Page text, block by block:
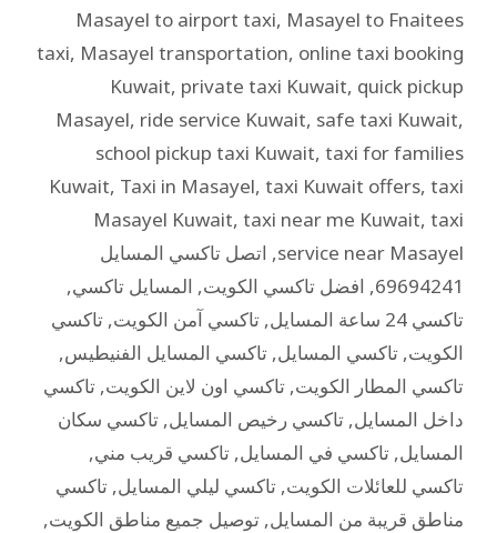
Masayel to airport taxi, Masayel to Fnaitees
taxi, Masayel transportation, online taxi booking
Kuwait, private taxi Kuwait, quick pickup
Masayel, ride service Kuwait, safe taxi Kuwait,
school pickup taxi Kuwait, taxi for families
Kuwait, Taxi in Masayel, taxi Kuwait offers, taxi
Masayel Kuwait, taxi near me Kuwait, taxi
service near Masayel
, اتصل تاكسي المسايل
69694241
, افضل تاكسي الكويت, المسايل تاكسي,
تاكسي 24 ساعة المسايل
, تاكسي آمن الكويت, تاكسي
الكويت, تاكسي المسايل, تاكسي المسايل الفنيطيس,
تاكسي المطار الكويت, تاكسي اون لاين الكويت, تاكسي
داخل المسايل, تاكسي رخيص المسايل, تاكسي سكان
المسايل, تاكسي في المسايل, تاكسي قريب مني,
تاكسي للعائلات الكويت, تاكسي ليلي المسايل, تاكسي
مناطق قريبة من المسايل, توصيل جميع مناطق الكويت,